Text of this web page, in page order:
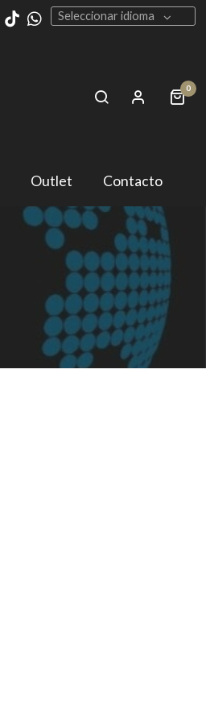
Seleccionar idioma
0
Outlet Contacto